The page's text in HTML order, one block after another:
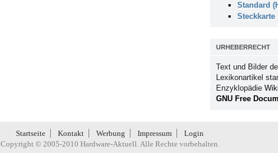
Standard
Steckkarte
URHEBERRECHT
Text und Bilder
Lexikonartikel
Enzyklopädie
GNU Free
Startseite Kontakt Werbung Impressum
Login
Copyright © 2005-2010 Hardware-Aktuell. Alle Rechte vorbehalten.